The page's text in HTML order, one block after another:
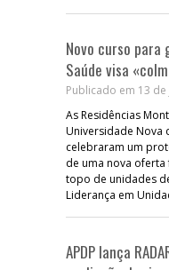
Novo curso para
Saúde visa
Publicado em 13
As Residências
Universidade Nova
celebraram um
de uma nova
topo de unidades
Liderança em
APDP lança